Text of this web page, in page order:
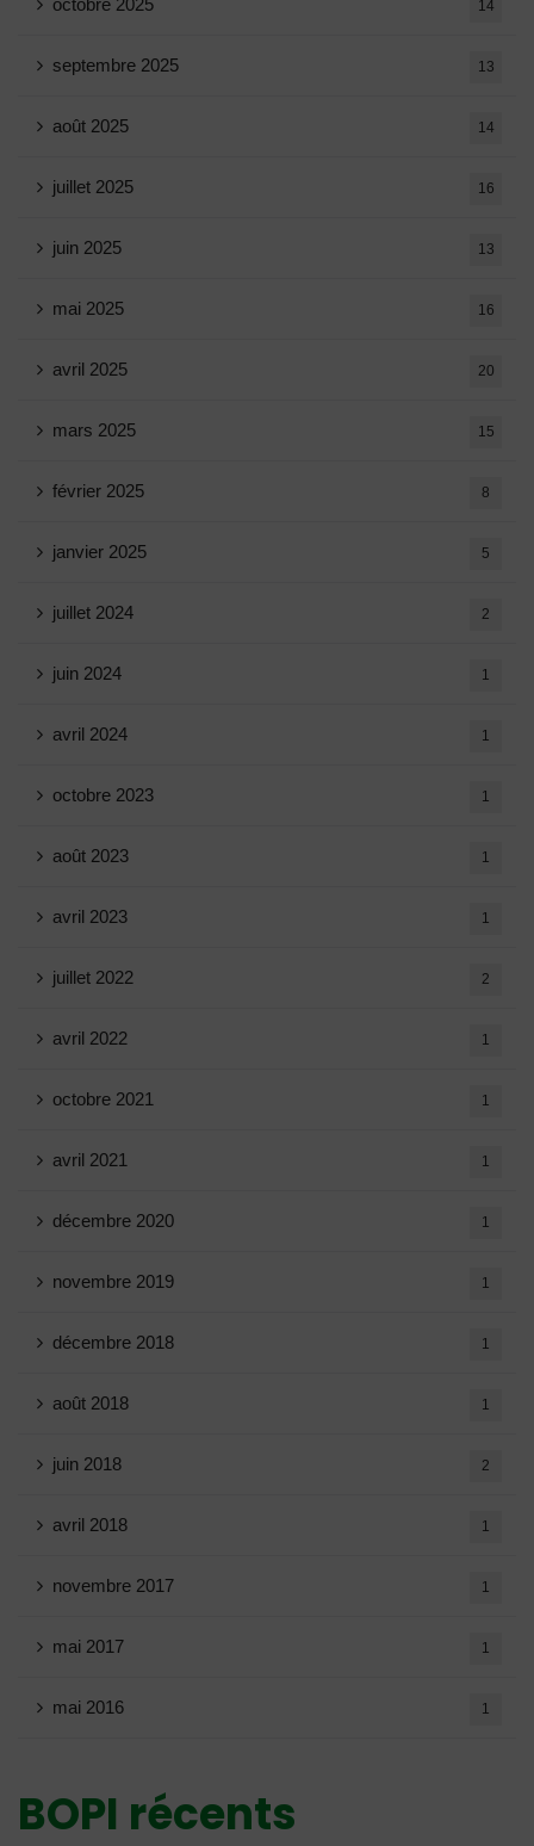
octobre 2025 14
septembre 2025 13
août 2025 14
juillet 2025 16
juin 2025 13
mai 2025 16
avril 2025 20
mars 2025 15
février 2025 8
janvier 2025 5
juillet 2024 2
juin 2024 1
avril 2024 1
octobre 2023 1
août 2023 1
avril 2023 1
juillet 2022 2
avril 2022 1
octobre 2021 1
avril 2021 1
décembre 2020 1
novembre 2019 1
décembre 2018 1
août 2018 1
juin 2018 2
avril 2018 1
novembre 2017 1
mai 2017 1
mai 2016 1
BOPI récents